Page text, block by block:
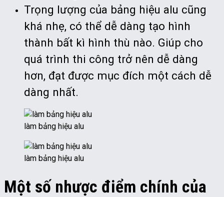
Trọng lượng của bảng hiệu alu cũng
khá nhẹ, có thể dễ dàng tạo hình
thành bất kì hình thù nào. Giúp cho
quá trình thi công trở nên dễ dàng
hơn, đạt được mục đích một cách dễ
dàng nhất.
làm bảng hiệu alu
làm bảng hiệu alu
Một số nhược điểm chính của